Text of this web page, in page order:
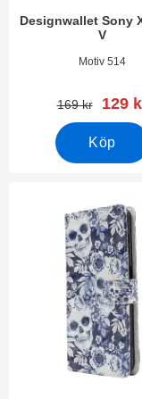
Designwallet Sony
V
Art. nr 49513Motiv 514
tidigare pris
169 kr rea
129
Köp
Makera